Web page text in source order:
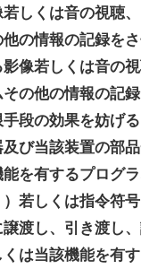
しくは音の視聴
の情報の記録を
像若しくは音の
の他の情報の記
段の効果を妨げ
び当該装置の部
を有するプログ
若しくは指令符
渡し、引き渡し
は当該機能を有